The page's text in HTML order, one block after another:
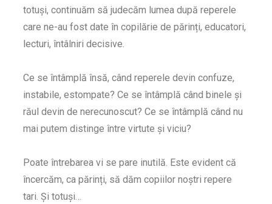
totuși, continuăm să judecăm lumea după reperele
care ne-au fost date în copilărie de părinți, educatori,
lecturi, întâlniri decisive.
Ce se întâmplă însă, când reperele devin confuze,
instabile, estompate? Ce se întâmplă când binele și
răul devin de nerecunoscut? Ce se întâmplă când nu
mai putem distinge între virtute și viciu?
Poate întrebarea vi se pare inutilă. Este evident că
încercăm, ca părinți, să dăm copiilor noștri repere
tari. Și totuși…